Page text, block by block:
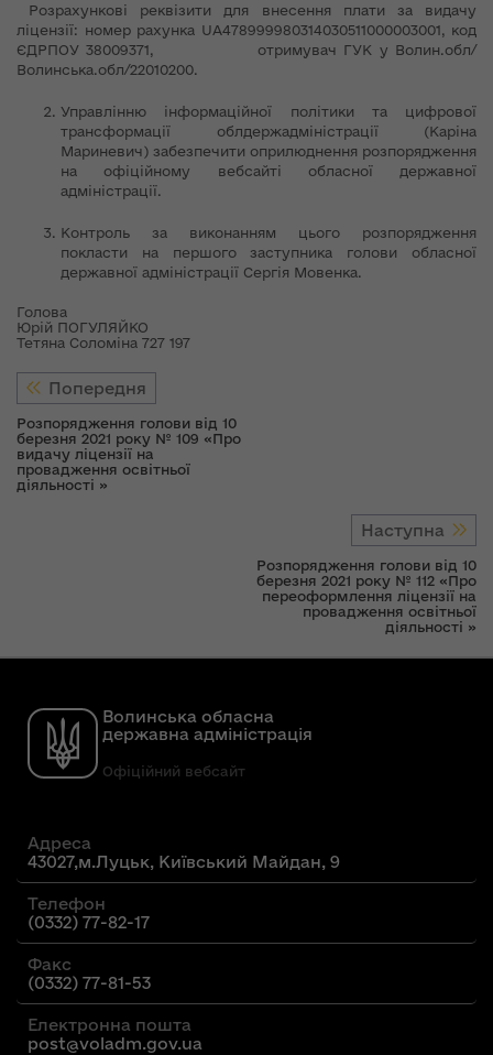
Розрахункові реквізити для внесення плати за видачу
ліцензії: номер рахунка UA478999980314030511000003001, код
ЄДРПОУ 38009371, отримувач ГУК у Волин.обл/
Волинська.обл/22010200.
Управлінню інформаційної політики та цифрової
трансформації облдержадміністрації (Каріна
Мариневич) забезпечити оприлюднення розпорядження
на офіційному вебсайті обласної державної
адміністрації.
Контроль за виконанням цього розпорядження
покласти на першого заступника голови обласної
державної адміністрації Сергія Мовенка.
Голова
Юрій ПОГУЛЯЙКО
Тетяна Соломіна 727 197
Попередня
Розпорядження голови від 10
березня 2021 року № 109 «Про
видачу ліцензії на
провадження освітньої
діяльності »
Наступна
Розпорядження голови від 10
березня 2021 року № 112 «Про
переоформлення ліцензії на
провадження освітньої
діяльності »
Волинська обласна
державна адміністрація
Офіційний вебсайт
Адреса
43027,м.Луцьк, Київський Майдан, 9
Телефон
(0332) 77-82-17
Факс
(0332) 77-81-53
Електронна пошта
post@voladm.gov.ua